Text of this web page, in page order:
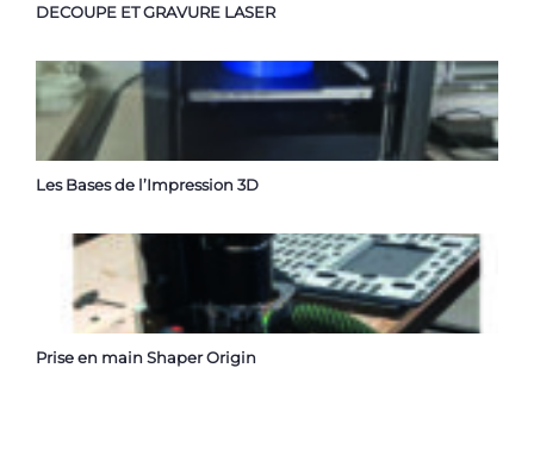
DECOUPE ET GRAVURE LASER
Les Bases de l’Impression 3D
Prise en main Shaper Origin